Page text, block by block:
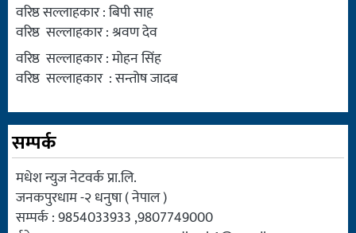
वरिष्ठ सल्लाहकार : बिपी साह
वरिष्ठ सल्लाहकार : श्रवण देव
वरिष्ठ सल्लाहकार : मोहन सिंह
वरिष्ठ सल्लाहकार : सन्तोष जादब
सम्पर्क
मधेश न्युज नेटवर्क प्रा.लि.
जनकपुरधाम -२ धनुषा ( नेपाल )
सम्पर्क : 9854033933 ,9807749000